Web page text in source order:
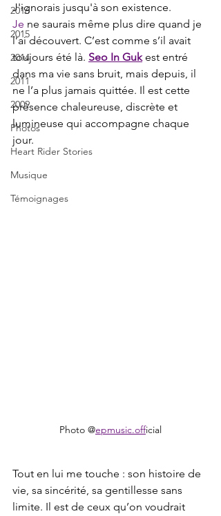
2016
2015
2014
2011
2009
Photos
Heart Rider Stories
Musique
Témoignages
J'ignorais jusqu'à son existence.
Je ne saurais même plus dire quand je
l’ai découvert. C’est comme s’il avait
toujours été là. Seo In Guk est entré
dans ma vie sans bruit, mais depuis, il
ne l’a plus jamais quittée. Il est cette
présence chaleureuse, discrète et
lumineuse qui accompagne chaque
jour.
Photo @epmusic.official
Tout en lui me touche : son histoire de
vie, sa sincérité, sa gentillesse sans
limite. Il est de ceux qu’on voudrait